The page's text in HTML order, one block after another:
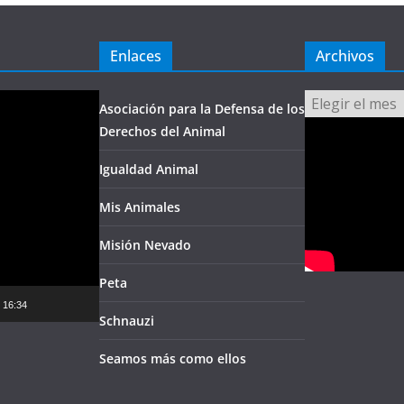
16:34
Enlaces
Asociación para la Defensa de los
Derechos del Animal
Igualdad Animal
Mis Animales
Misión Nevado
Peta
Schnauzi
Seamos más como ellos
Archivos
Archivos